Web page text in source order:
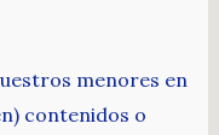
menores en
contenidos o